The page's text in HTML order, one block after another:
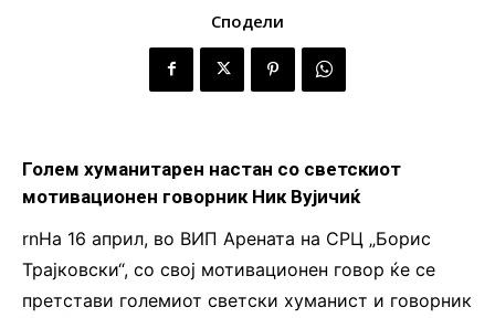
Сподели
Голем хуманитарен настан со светскиот
мотивационен говорник Ник Вујичиќ
rnНа 16 април, во ВИП Арената на СРЦ „Борис
Трајковски“, со свој мотивационен говор ќе се
претстави големиот светски хуманист и говорник